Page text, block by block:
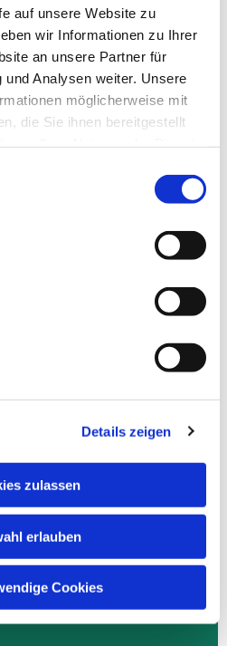
auf unsere Website zu
wir Informationen zu Ihrer
an unsere Partner für
Analysen weiter. Unsere
möglicherweise mit
die Sie ihnen bereitgestellt
Details zeigen
zulassen
erlauben
Cookies
Sie auch
und Region